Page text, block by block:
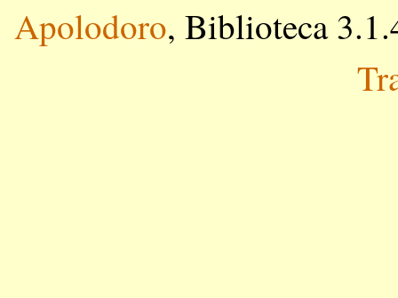
Apolodoro, Biblioteca